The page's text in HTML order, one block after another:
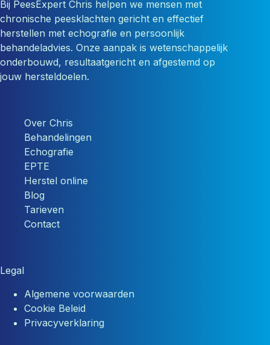
Bij PeesExpert Chris helpen we mensen met
chronische peesklachten gericht en effectief
herstellen met echografie en persoonlijk
behandeladvies. Onze aanpak is wetenschappelijk
onderbouwd, resultaatgericht en afgestemd op
jouw hersteldoelen.
Over Chris
Behandelingen
Echografie
EPTE
Herstel online
Blog
Tarieven
Contact
Legal
Algemene voorwaarden
Cookie Beleid
Privacyverklaring